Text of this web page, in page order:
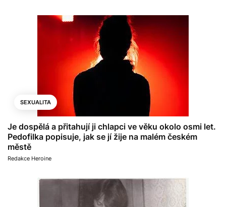
SEXUALITA
Je dospělá a přitahují ji chlapci ve věku okolo osmi let.
Pedofilka popisuje, jak se jí žije na malém českém
městě
Redakce Heroine